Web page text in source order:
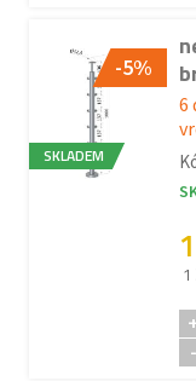
-5%
SKLADEM
6
1
+
-